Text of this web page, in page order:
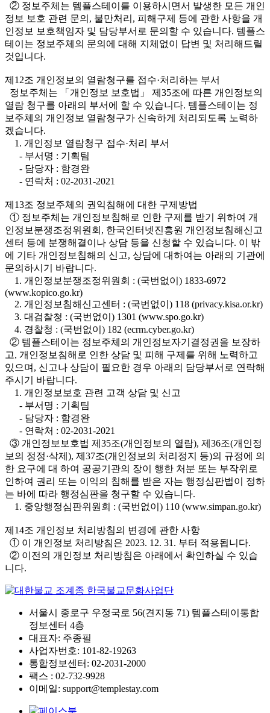
② 정보주체는 템플스테이를 이용하시면서 발생한 모든 개인
정보 보호 관련 문의, 불만처리, 피해구제 등에 관한 사항을 개
인정보 보호책임자 및 담당부서로 문의할 수 있습니다. 템플스
테이는 정보주체의 문의에 대해 지체없이 답변 및 처리해드릴
것입니다.
제12조 개인정보의 열람청구를 접수·처리하는 부서
정보주체는 「개인정보 보호법」 제35조에 따른 개인정보의
열람 청구를 아래의 부서에 할 수 있습니다. 템플스테이는 정
보주체의 개인정보 열람청구가 신속하게 처리되도록 노력하
겠습니다.
1. 개인정보 열람청구 접수·처리 부서
- 부서명 : 기획팀
- 담당자 : 함경완
- 연락처 : 02-2031-2021
제13조 정보주체의 권익침해에 대한 구제방법
① 정보주체는 개인정보침해로 인한 구제를 받기 위하여 개
인정보분쟁조정위원회, 한국인터넷진흥원 개인정보침해신고
센터 등에 분쟁해결이나 상담 등을 신청할 수 있습니다. 이 밖
에 기타 개인정보침해의 신고, 상담에 대하여는 아래의 기관에
문의하시기 바랍니다.
1. 개인정보분쟁조정위원회 : (국번없이) 1833-6972
(www.kopico.go.kr)
2. 개인정보침해신고센터 : (국번없이) 118 (privacy.kisa.or.kr)
3. 대검찰청 : (국번없이) 1301 (www.spo.go.kr)
4. 경찰청 : (국번없이) 182 (ecrm.cyber.go.kr)
② 템플스테이는 정보주체의 개인정보자기결정권을 보장하
고, 개인정보침해로 인한 상담 및 피해 구제를 위해 노력하고
있으며, 신고나 상담이 필요한 경우 아래의 담당부서로 연락해
주시기 바랍니다.
1. 개인정보보호 관련 고객 상담 및 신고
- 부서명 : 기획팀
- 담당자 : 함경완
- 연락처 : 02-2031-2021
③ 개인정보보호법 제35조(개인정보의 열람), 제36조(개인정
보의 정정·삭제), 제37조(개인정보의 처리정지 등)의 규정에 의
한 요구에 대 하여 공공기관의 장이 행한 처분 또는 부작위로
인하여 권리 또는 이익의 침해를 받은 자는 행정심판법이 정하
는 바에 따라 행정심판을 청구할 수 있습니다.
1. 중앙행정심판위원회 : (국번없이) 110 (www.simpan.go.kr)
제14조 개인정보 처리방침의 변경에 관한 사항
① 이 개인정보 처리방침은 2023. 12. 31. 부터 적용됩니다.
② 이전의 개인정보 처리방침은 아래에서 확인하실 수 있습
니다.
서울시 종로구 우정국로 56(견지동 71) 템플스테이통합
정보센터 4층
대표자: 주종필
사업자번호: 101-82-19263
통합정보센터: 02-2031-2000
팩스 : 02-732-9928
이메일: support@templestay.com